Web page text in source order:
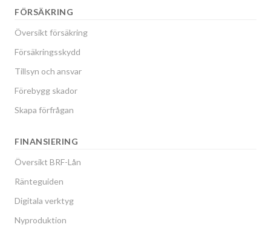
FÖRSÄKRING
Översikt försäkring
Försäkringsskydd
Tillsyn och ansvar
Förebygg skador
Skapa förfrågan
FINANSIERING
Översikt BRF-Lån
Ränteguiden
Digitala verktyg
Nyproduktion